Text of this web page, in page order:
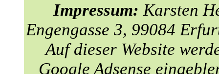
Impressum: Karsten
Engengasse 3, 99084
Auf dieser Website
Google Adsense